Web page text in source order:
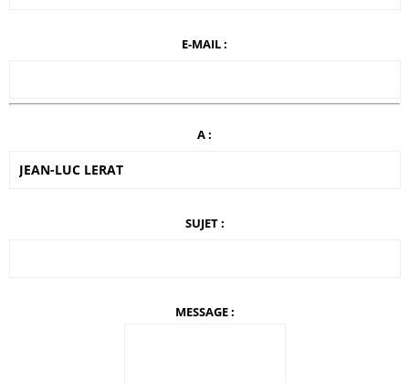
E-MAIL :
A :
SUJET :
MESSAGE :